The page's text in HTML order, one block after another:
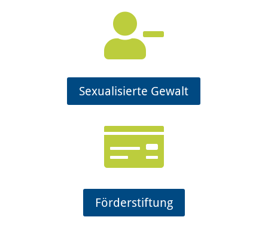

Sexualisierte Gewalt

Förderstiftung